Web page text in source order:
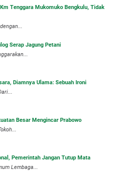
Tenggara Mukomuko Bengkulu, Tidak
Serap Jagung Petani
Diamnya Ulama: Sebuah Ironi
Besar Mengincar Prabowo
Pemerintah Jangan Tutup Mata
Lembaga...